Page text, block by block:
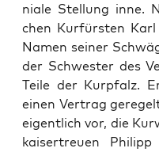
ni­ale Stel­lung inne.
chen Kur­fürsten
Namen sein­er
der Schwest­er des
Teile der Kurp­falz.
einen Ver­trag
eigentlich vor, die
kaiser­treuen